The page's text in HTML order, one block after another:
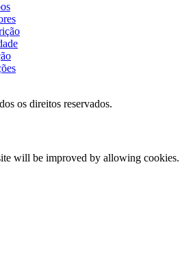
os direitos reservados.
will be improved by allowing cookies.